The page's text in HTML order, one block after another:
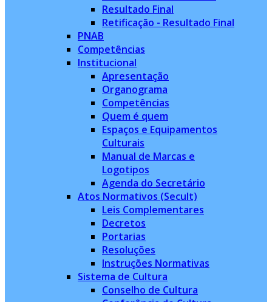
Resultado Final
Retificação - Resultado Final
PNAB
Competências
Institucional
Apresentação
Organograma
Competências
Quem é quem
Espaços e Equipamentos
Culturais
Manual de Marcas e
Logotipos
Agenda do Secretário
Atos Normativos (Secult)
Leis Complementares
Decretos
Portarias
Resoluções
Instruções Normativas
Sistema de Cultura
Conselho de Cultura